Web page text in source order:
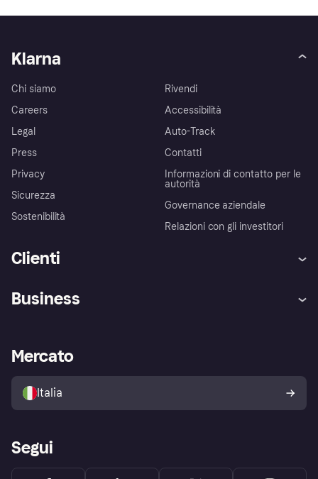
Klarna
Chi siamo
Careers
Legal
Press
Privacy
Sicurezza
Sostenibilità
Rivendi
Accessibilità
Auto-Track
Contatti
Informazioni di contatto per le
autorità
Governance aziendale
Relazioni con gli investitori
Clienti
Esplora i negozi
Politica di protezione
dell'acquirente Klarna
Business
Accesso aziende
Mercato
Italia
Segui